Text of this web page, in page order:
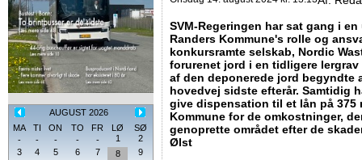
AUGUST 2026
MA
TI ON TO FR LØ
SØ
-
- - - - 1
2
3
4 5 6 7 8
9
SVM-Regeringen har sat gang i
Randers Kommune's rolle og
konkursramte selskab, Nordic
forurenet jord i en tidligere
af den deponerede jord
hovedvej sidste efterår. Samtidig
give dispensation til et lån på 375
Kommune for de omkostninger,
genoprette området efter de
Ølst